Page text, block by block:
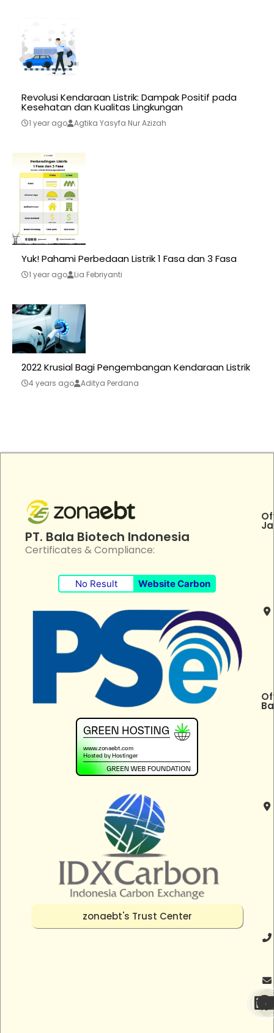
Revolusi Kendaraan Listrik: Dampak Positif pada
Kesehatan dan Kualitas Lingkungan
1 year ago Agtika Yasyfa Nur Azizah
Yuk! Pahami Perbedaan Listrik 1 Fasa dan 3 Fasa
1 year ago Lia Febriyanti
2022 Krusial Bagi Pengembangan Kendaraan Listrik
4 years ago Aditya Perdana
PT. Bala Biotech Indonesia
Certificates & Compliance:
No Result Website Carbon
zonaebt's Trust Center